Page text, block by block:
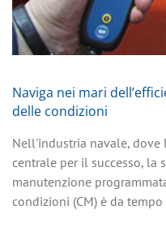
Naviga nei mari
delle condizioni
Nell'industria navale,
centrale per il successo, la
manutenzione
condizioni (CM) è da